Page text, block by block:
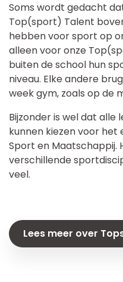
Soms wordt gedacht
Top(sport) Talent
hebben voor sport op
alleen voor onze
buiten de school hun
niveau. Elke andere
week gym, zoals op de
Bijzonder is wel dat alle
kunnen kiezen voor het
Sport en Maatschappij.
verschillende
veel.
Lees meer over